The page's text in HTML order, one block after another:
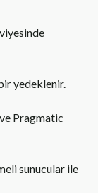
yedeklenir.
Pragmatic
sunucular ile